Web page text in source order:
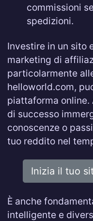
commissioni
spedizioni.
Investire in un sito
marketing di
particolarmente
helloworld.com,
piattaforma
di successo
conoscenze o
tuo reddito nel
Inizia il tuo
È anche
intelligente e